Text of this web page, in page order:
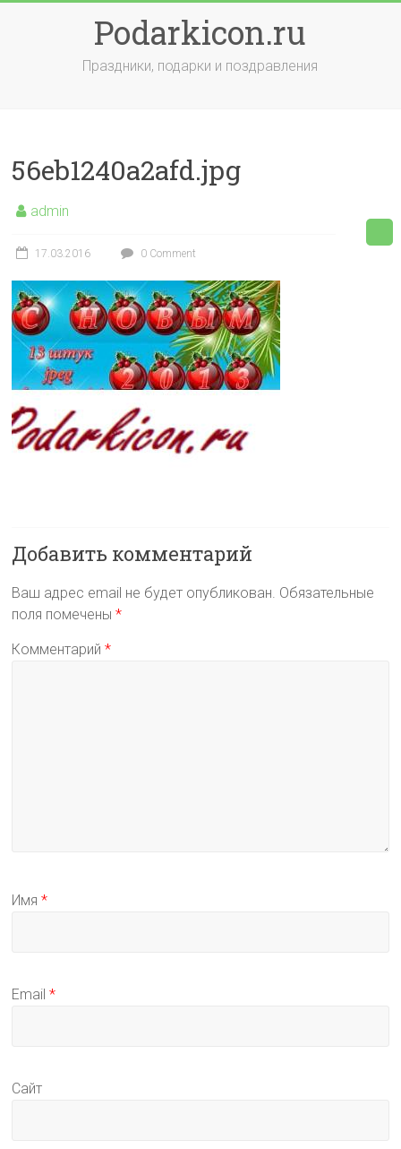
Podarkicon.ru
Праздники, подарки и поздравления
56eb1240a2afd.jpg
admin
17.03.2016 0 Comment
Добавить комментарий
Ваш адрес email не будет опубликован. Обязательные
поля помечены*
Комментарий*
Имя*
Email*
Сайт